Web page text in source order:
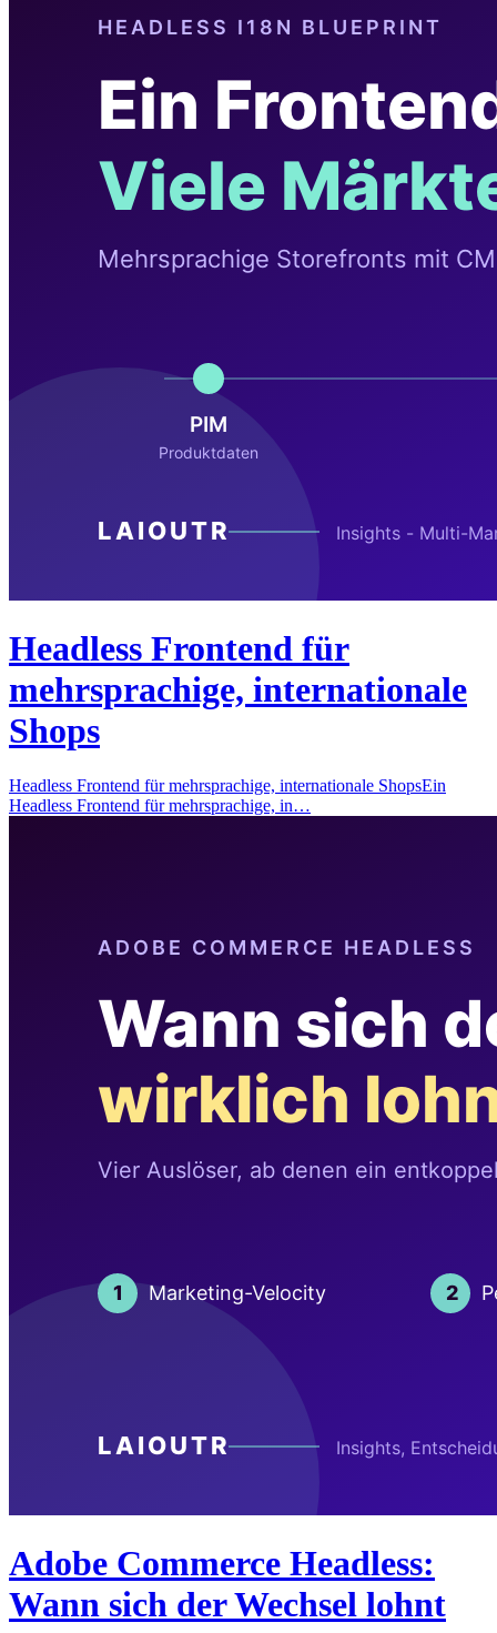
Headless Frontend für
mehrsprachige, internationale
Shops
Headless Frontend für mehrsprachige, internationale ShopsEin
Headless Frontend für mehrsprachige, in…
Adobe Commerce Headless:
Wann sich der Wechsel lohnt